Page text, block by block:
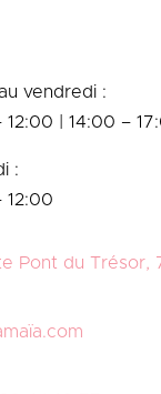
vendredi :
12:00 | 14:00 –
:
12:00
Pont du Trésor,